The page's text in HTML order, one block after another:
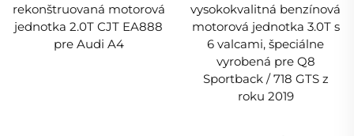
rekonštruovaná motorová
jednotka 2.0T CJT EA888
pre Audi A4
vysokokvalitná benzínová
motorová jednotka 3.0T s
6 valcami, špeciálne
vyrobená pre Q8
Sportback / 718 GTS z
roku 2019